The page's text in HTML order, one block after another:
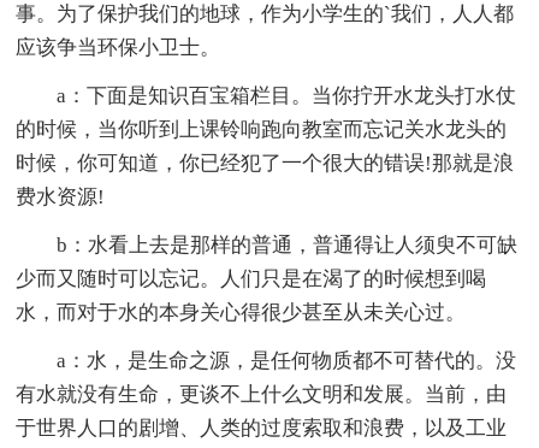
事。为了保护我们的地球，作为小学生的`我们，人人都
应该争当环保小卫士。
a：下面是知识百宝箱栏目。当你拧开水龙头打水仗
的时候，当你听到上课铃响跑向教室而忘记关水龙头的
时候，你可知道，你已经犯了一个很大的错误!那就是浪
费水资源!
b：水看上去是那样的普通，普通得让人须臾不可缺
少而又随时可以忘记。人们只是在渴了的时候想到喝
水，而对于水的本身关心得很少甚至从未关心过。
a：水，是生命之源，是任何物质都不可替代的。没
有水就没有生命，更谈不上什么文明和发展。当前，由
于世界人口的剧增、人类的过度索取和浪费，以及工业